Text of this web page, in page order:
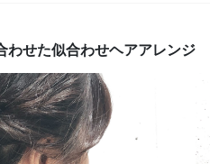
わせた似合わせヘアアレンジ